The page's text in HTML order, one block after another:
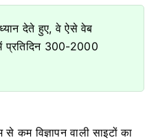
देते हुए, वे ऐसे वेब
प्रतिदिन 300-2000
कम विज्ञापन वाली साइटों का